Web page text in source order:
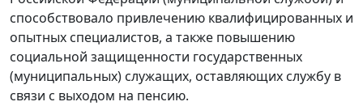
способствовало привлечению квалифицированных и
опытных специалистов, а также повышению
социальной защищенности государственных
(муниципальных) служащих, оставляющих службу в
связи с выходом на пенсию.